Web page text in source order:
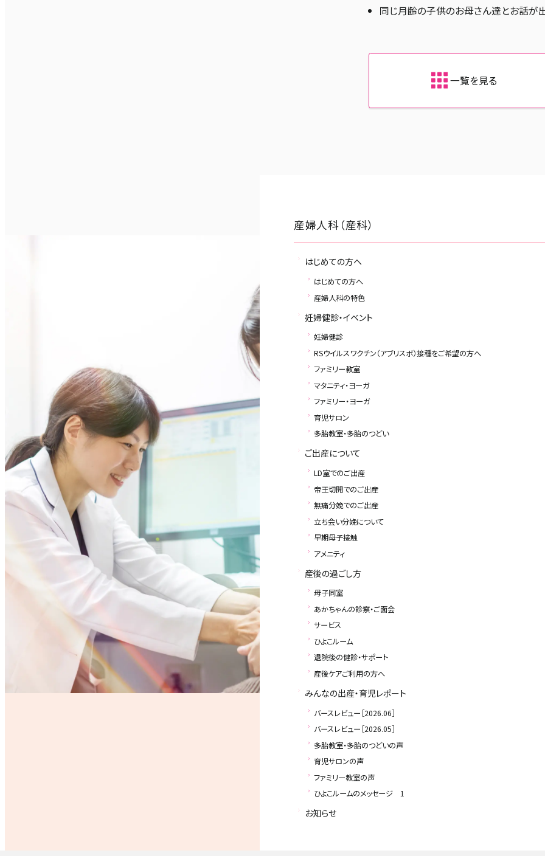
同じ月齢の子供のお母さん達とお話が
一覧を見る
産婦人科（産科）
はじめての方へ
はじめての方へ
産婦人科の特色
妊婦健診・イベント
妊婦健診
RSウイルスワクチン（アブリスボ）接種をご希望の方へ
ファミリー教室
マタニティ・ヨーガ
ファミリー・ヨーガ
育児サロン
多胎教室・多胎のつどい
ご出産について
LD室でのご出産
帝王切開でのご出産
無痛分娩でのご出産
立ち会い分娩について
早期母子接触
アメニティ
産後の過ごし方
母子同室
あかちゃんの診察・ご面会
サービス
ひよこルーム
退院後の健診・サポート
産後ケアご利用の方へ
みんなの出産・育児レポート
バースレビュー［2026.06］
バースレビュー［2026.05］
多胎教室・多胎のつどいの声
育児サロンの声
ファミリー教室の声
ひよこルームのメッセージ 1
お知らせ